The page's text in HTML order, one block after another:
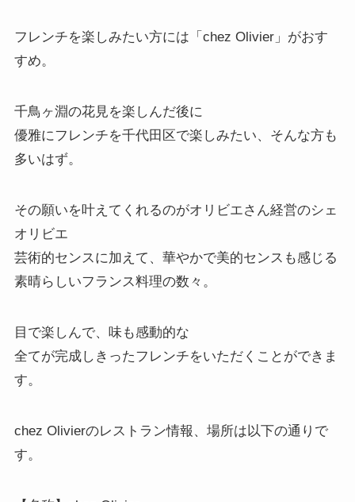
フレンチを楽しみたい方には「 chez Olivier」がおす
すめ。
千鳥ヶ淵の花見を楽しんだ後に
優雅にフレンチを千代田区で楽しみたい、そんな方も
多いはず。
その願いを叶えてくれるのがオリビエさん経営のシェ
オリビエ
芸術的センスに加えて、華やかで美的センスも感じる
素晴らしいフランス料理の数々。
目で楽しんで、味も感動的な
全てが完成しきったフレンチをいただくことができま
す。
chez Olivierのレストラン情報、場所は以下の通りで
す。